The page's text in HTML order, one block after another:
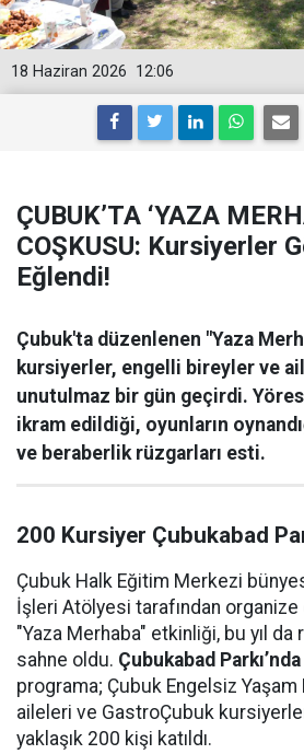
12:06
18 Haziran 2026
ÇUBUK’TA ‘YAZA
COŞKUSU: Kursiyerler
Eğlendi!
Çubuk'ta düzenlenen "Yaza
kursiyerler, engelli bireyler ve
unutulmaz bir gün geçirdi.
ikram edildiği, oyunların
ve beraberlik rüzgarları esti.
200 Kursiyer Çubukabad
Çubuk Halk Eğitim Merkezi
İşleri Atölyesi tarafından
"Yaza Merhaba" etkinliği, bu yıl
sahne oldu. Çubukabad Parkı’nda
programa; Çubuk Engelsiz
aileleri ve GastroÇubuk
yaklaşık 200 kişi katıldı.